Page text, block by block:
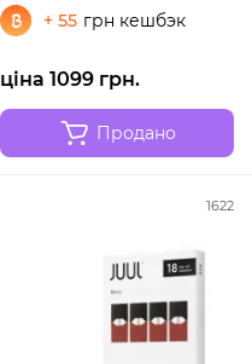
+ 55 грн кешбэк
ціна 1099 грн.
Продано
1622